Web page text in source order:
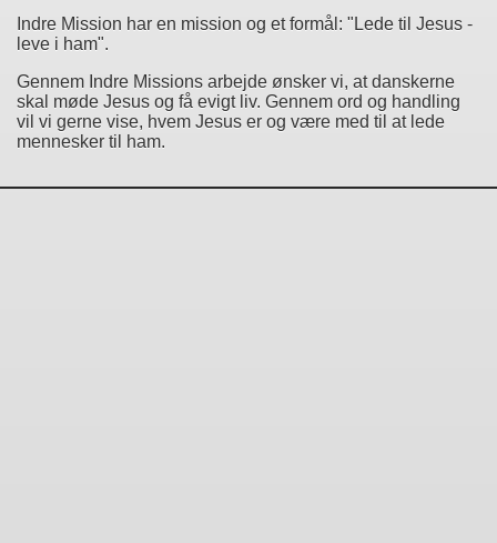
Indre Mission har en mission og et formål: "Lede til Jesus -
leve i ham".
Gennem Indre Missions arbejde ønsker vi, at danskerne
skal møde Jesus og få evigt liv. Gennem ord og handling
vil vi gerne vise, hvem Jesus er og være med til at lede
mennesker til ham.